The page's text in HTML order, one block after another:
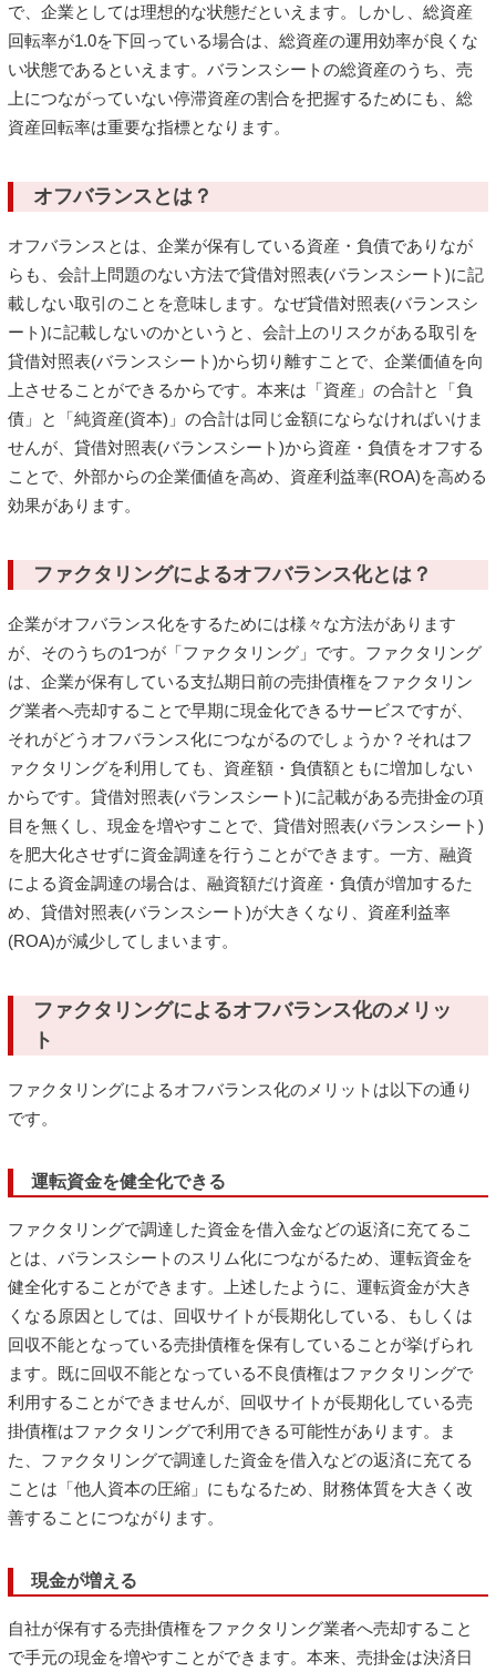
で、企業としては理想的な状態だといえます。しかし、総資産
回転率が1.0を下回っている場合は、総資産の運用効率が良くな
い状態であるといえます。バランスシートの総資産のうち、売
上につながっていない停滞資産の割合を把握するためにも、総
資産回転率は重要な指標となります。
オフバランスとは？
オフバランスとは、企業が保有している資産・負債でありなが
らも、会計上問題のない方法で貸借対照表(バランスシート)に記
載しない取引のことを意味します。なぜ貸借対照表(バランスシ
ート)に記載しないのかというと、会計上のリスクがある取引を
貸借対照表(バランスシート)から切り離すことで、企業価値を向
上させることができるからです。本来は「資産」の合計と「負
債」と「純資産(資本)」の合計は同じ金額にならなければいけま
せんが、貸借対照表(バランスシート)から資産・負債をオフする
ことで、外部からの企業価値を高め、資産利益率(ROA)を高める
効果があります。
ファクタリングによるオフバランス化とは？
企業がオフバランス化をするためには様々な方法があります
が、そのうちの1つが「ファクタリング」です。ファクタリング
は、企業が保有している支払期日前の売掛債権をファクタリン
グ業者へ売却することで早期に現金化できるサービスですが、
それがどうオフバランス化につながるのでしょうか？それはフ
ァクタリングを利用しても、資産額・負債額ともに増加しない
からです。貸借対照表(バランスシート)に記載がある売掛金の項
目を無くし、現金を増やすことで、貸借対照表(バランスシート)
を肥大化させずに資金調達を行うことができます。一方、融資
による資金調達の場合は、融資額だけ資産・負債が増加するた
め、貸借対照表(バランスシート)が大きくなり、資産利益率
(ROA)が減少してしまいます。
ファクタリングによるオフバランス化のメリッ
ト
ファクタリングによるオフバランス化のメリットは以下の通り
です。
運転資金を健全化できる
ファクタリングで調達した資金を借入金などの返済に充てるこ
とは、バランスシートのスリム化につながるため、運転資金を
健全化することができます。上述したように、運転資金が大き
くなる原因としては、回収サイトが長期化している、もしくは
回収不能となっている売掛債権を保有していることが挙げられ
ます。既に回収不能となっている不良債権はファクタリングで
利用することができませんが、回収サイトが長期化している売
掛債権はファクタリングで利用できる可能性があります。ま
た、ファクタリングで調達した資金を借入などの返済に充てる
ことは「他人資本の圧縮」にもなるため、財務体質を大きく改
善することにつながります。
現金が増える
自社が保有する売掛債権をファクタリング業者へ売却すること
で手元の現金を増やすことができます。本来、売掛金は決済日